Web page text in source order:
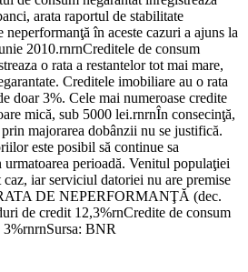
arata raportul de stabilitate
în aceste cazuri a ajuns la
2010.rnrnCreditele de consum
o rata a restantelor tot mai mare,
Creditele imobiliare au o rata
doar 3%. Cele mai numeroase credite
mică, sub 5000 lei.rnrnÎn consecinţă,
majorarea dobânzii nu se justifică.
este posibil să continue sa
perioadă. Venitul populaţiei
iar serviciul datoriei nu are premise
DE NEPERFORMANŢĂ (dec.
de credit 12,3%rnCredite de consum
BNR